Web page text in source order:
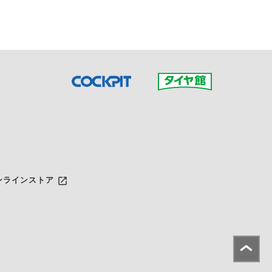
ラインストア launch